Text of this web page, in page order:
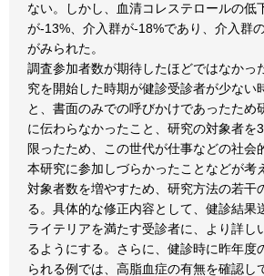
ない。しかし、血清コレステロールの低
が-13%、介入群が-18%であり、介入群
がみられた。
調査参加者数が期待したほどではなかっ
究を開始した時期が健診受診者が少ない
と、書面のみでの呼びかけであったため
に伝わらなかったこと、研究の対象者を
限ったため、この世代が仕事などの社会
本研究に参加しづらかったことなどが考
対象者数を増やすため、研究方法の若干
る。具体的な修正内容として、健診結果
ライテリアを満たす受診者に、より詳し
るようにする。さらに、健診時に昨年度
られる例では、高脂血症の有無を確認し